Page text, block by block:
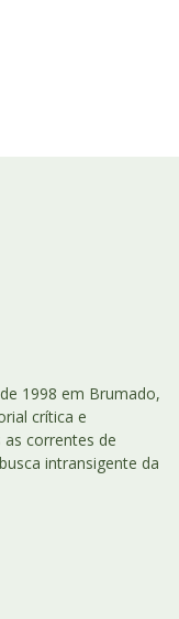
1998 em Brumado,
crítica e
correntes de
intransigente da